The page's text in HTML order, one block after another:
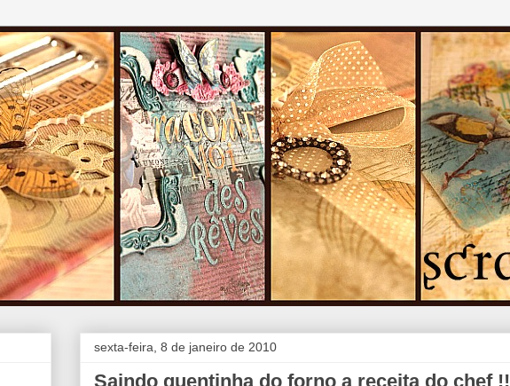
sexta-feira, 8 de janeiro de 2010
Saindo quentinha do forno a receita do chef !!